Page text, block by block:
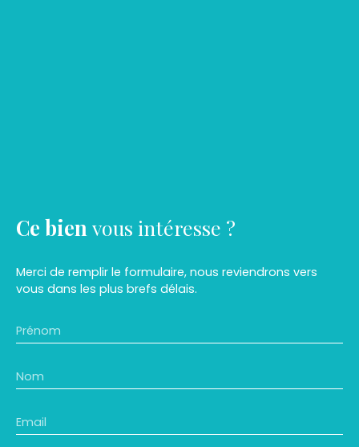
Ce bien vous intéresse ?
Merci de remplir le formulaire, nous reviendrons vers
vous dans les plus brefs délais.
Prénom
Nom
Email